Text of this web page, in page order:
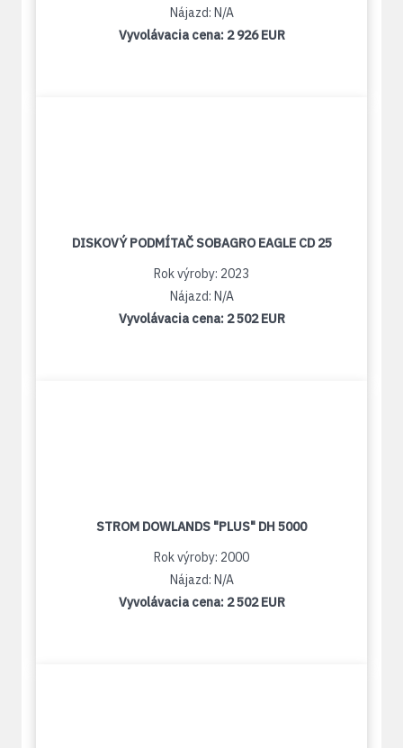
Nájazd: N/A
Vyvolávacia cena: 2 926 EUR
DISKOVÝ PODMÍTAČ SOBAGRO EAGLE CD 25
Rok výroby: 2023
Nájazd: N/A
Vyvolávacia cena: 2 502 EUR
STROM DOWLANDS "PLUS" DH 5000
Rok výroby: 2000
Nájazd: N/A
Vyvolávacia cena: 2 502 EUR